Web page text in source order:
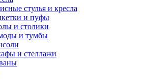
стулья и кресла
и пуфы
и столики
и тумбы
и стеллажи